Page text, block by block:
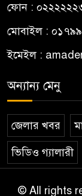
ফোন :
মোবাইল :
ইমেইল :
অন্যান্য মেনু
জেলার খবর
ভিডিও গ্যালারী
© All rights